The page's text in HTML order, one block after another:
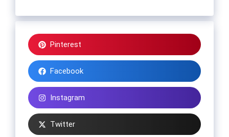
Pinterest
Facebook
Instagram
Twitter